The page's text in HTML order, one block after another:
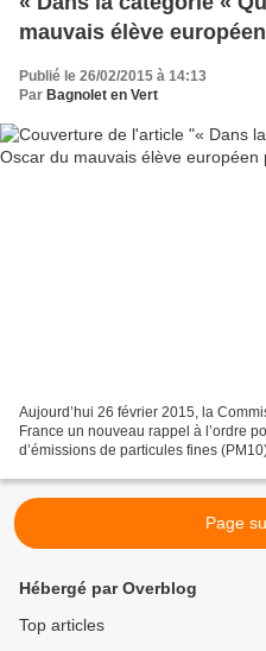
mauvais élève
Publié le 26/02/2015 à 14:13
Par Bagnolet en Vert
Aujourd’hui 26 février 2015, la
France un nouveau rappel à l’ordre
d’émissions de particules fines
Page
Hébergé par Overblog
Top articles